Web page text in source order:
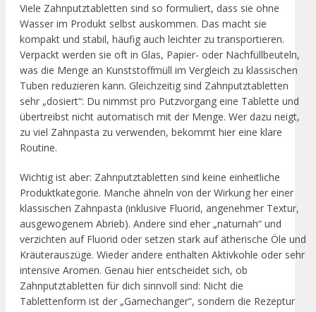
Viele Zahnputztabletten sind so formuliert, dass sie ohne
Wasser im Produkt selbst auskommen. Das macht sie
kompakt und stabil, häufig auch leichter zu transportieren.
Verpackt werden sie oft in Glas, Papier- oder Nachfüllbeuteln,
was die Menge an Kunststoffmüll im Vergleich zu klassischen
Tuben reduzieren kann. Gleichzeitig sind Zahnputztabletten
sehr „dosiert“: Du nimmst pro Putzvorgang eine Tablette und
übertreibst nicht automatisch mit der Menge. Wer dazu neigt,
zu viel Zahnpasta zu verwenden, bekommt hier eine klare
Routine.
Wichtig ist aber: Zahnputztabletten sind keine einheitliche
Produktkategorie. Manche ähneln von der Wirkung her einer
klassischen Zahnpasta (inklusive Fluorid, angenehmer Textur,
ausgewogenem Abrieb). Andere sind eher „naturnah“ und
verzichten auf Fluorid oder setzen stark auf ätherische Öle und
Kräuterauszüge. Wieder andere enthalten Aktivkohle oder sehr
intensive Aromen. Genau hier entscheidet sich, ob
Zahnputztabletten für dich sinnvoll sind: Nicht die
Tablettenform ist der „Gamechanger“, sondern die Rezeptur